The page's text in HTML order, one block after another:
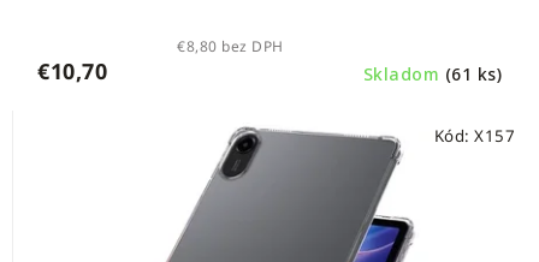
Skladom (61 ks)
€8,80 bez DPH
€10,70
Kód: X157